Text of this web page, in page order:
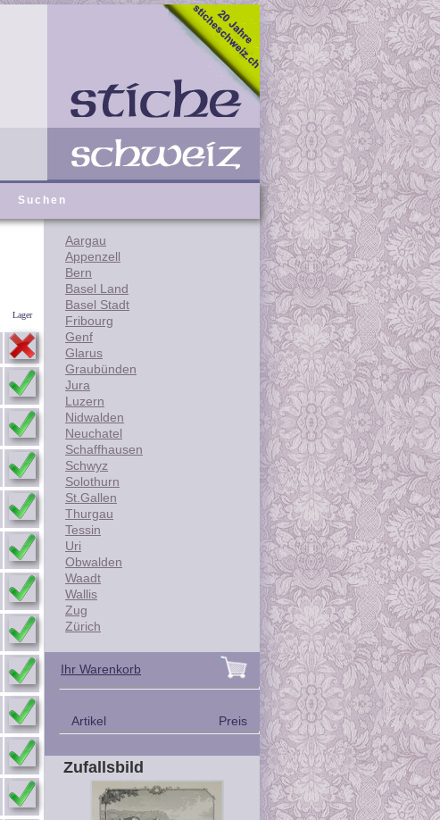
Suchen
Lager
Aargau
Appenzell
Bern
Basel Land
Basel Stadt
Fribourg
Genf
Glarus
Graubünden
Jura
Luzern
Nidwalden
Neuchatel
Schaffhausen
Schwyz
Solothurn
St.Gallen
Thurgau
Tessin
Uri
Obwalden
Waadt
Wallis
Zug
Zürich
Ihr Warenkorb
Artikel Preis
Zufallsbild